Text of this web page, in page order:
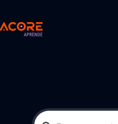
Search